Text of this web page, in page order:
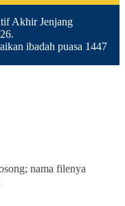
Akhir Jenjang
ibadah puasa 1447